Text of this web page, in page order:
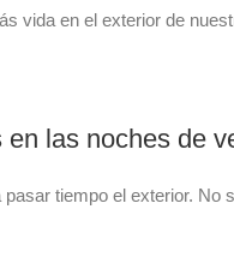
vida en el exterior de
las noches de
tiempo el exterior. No